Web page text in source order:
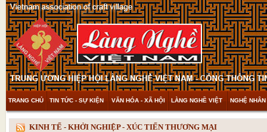
TRANG CHỦ TIN TỨC - SỰ KIỆN VĂN HÓA - XÃ HỘI LÀNG NGHỀ VIỆT NGHỆ
THAM KHẢO & KHÁM PHÁ VIDEO
KINH TẾ - KHỞI NGHIỆP - XÚC TIẾN THƯƠNG MẠI